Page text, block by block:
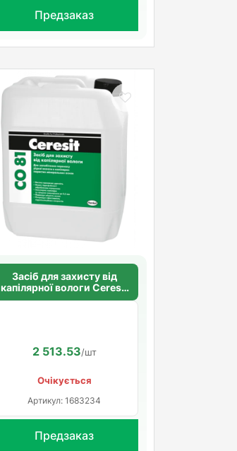
Предзаказ
Засіб для захисту від
капілярної вологи Ceresit
CO 81
2 513.53/шт
Очікується
Артикул: 1683234
Предзаказ